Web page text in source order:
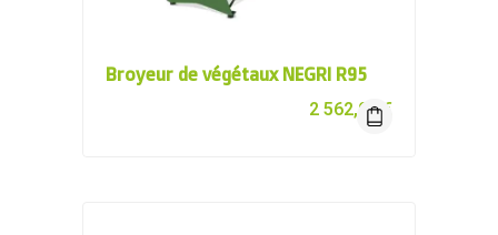
Broyeur de végétaux NEGRI R95
2 562,00€